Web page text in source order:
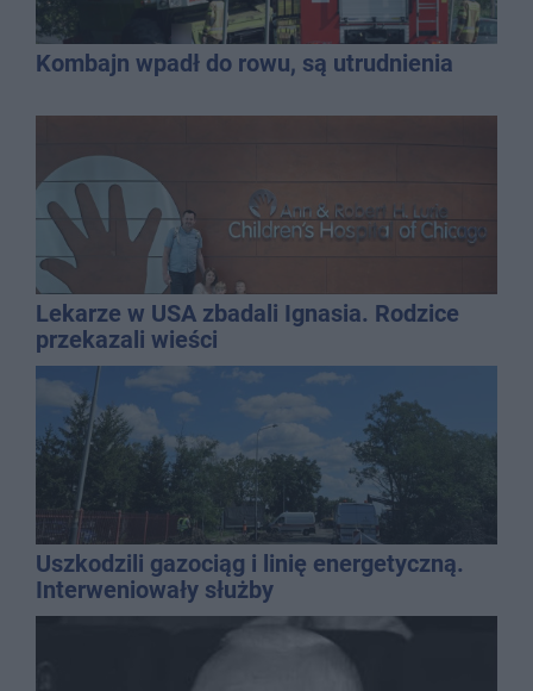
Kombajn wpadł do rowu, są utrudnienia
Lekarze w USA zbadali Ignasia. Rodzice
przekazali wieści
Uszkodzili gazociąg i linię energetyczną.
Interweniowały służby